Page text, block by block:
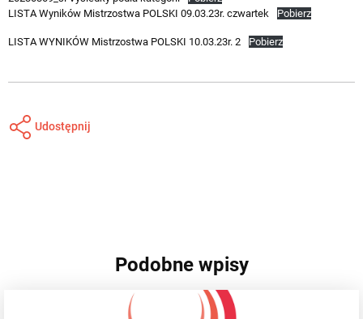
LISTA Wyników Mistrzostwa POLSKI 09.03.23r. czwartek
Pobierz
LISTA WYNIKÓW Mistrzostwa POLSKI 10.03.23r. 2 Pobierz
Udostępnij
Podobne wpisy